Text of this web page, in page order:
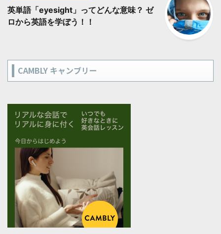
英単語「eyesight」ってどんな意味？ ゼ
ロから英語を学ぼう！！
CAMBLY キャンブリー